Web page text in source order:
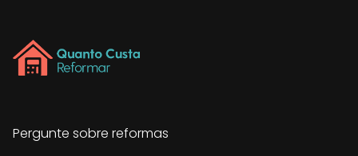
Pergunte sobre reformas